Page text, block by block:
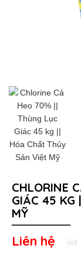
CHLORINE
GIÁC 45 KG
MỸ
Liên hệ
0đ